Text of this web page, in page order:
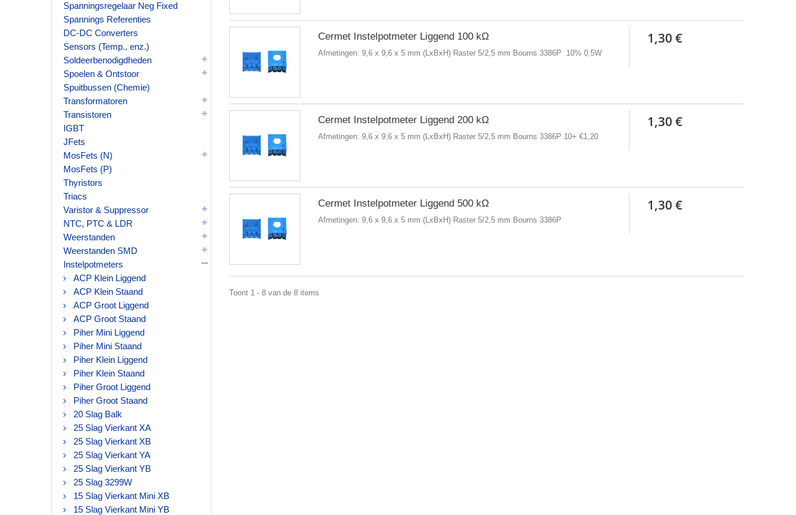
Spanningsregelaar Neg Fixed
Spannings Referenties
DC-DC Converters
Sensors (Temp., enz.)
Soldeerbenodigdheden
Spoelen & Ontstoor
Spuitbussen (Chemie)
Transformatoren
Transistoren
IGBT
JFets
MosFets (N)
MosFets (P)
Thyristors
Triacs
Varistor & Suppressor
NTC, PTC & LDR
Weerstanden
Weerstanden SMD
Instelpotmeters
ACP Klein Liggend
ACP Klein Staand
ACP Groot Liggend
ACP Groot Staand
Piher Mini Liggend
Piher Mini Staand
Piher Klein Liggend
Piher Klein Staand
Piher Groot Liggend
Piher Groot Staand
20 Slag Balk
25 Slag Vierkant XA
25 Slag Vierkant XB
25 Slag Vierkant YA
25 Slag Vierkant YB
25 Slag 3299W
15 Slag Vierkant Mini XB
15 Slag Vierkant Mini YB
Cermet Instelpotmeter Liggend 100 kΩ
Afmetingen: 9,6 x 9,6 x 5 mm (LxBxH) Raster 5/2,5 mm Bourns 3386P 10% 0,5W
1,30 €
Cermet Instelpotmeter Liggend 200 kΩ
Afmetingen: 9,6 x 9,6 x 5 mm (LxBxH) Raster 5/2,5 mm Bourns 3386P 10+ €1,20
1,30 €
Cermet Instelpotmeter Liggend 500 kΩ
Afmetingen: 9,6 x 9,6 x 5 mm (LxBxH) Raster 5/2,5 mm Bourns 3386P
1,30 €
Toont 1 - 8 van de 8 items